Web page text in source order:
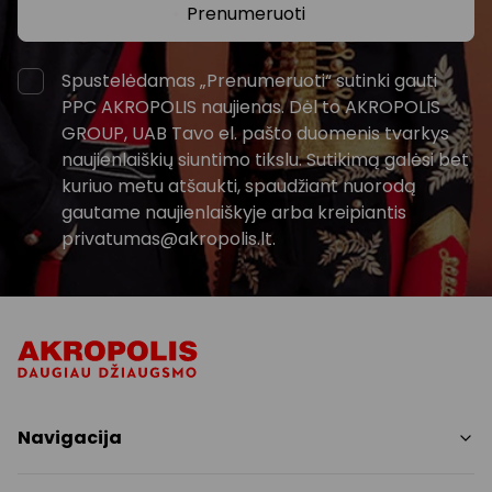
Prenumeruoti
Spustelėdamas „Prenumeruoti“ sutinki gauti
PPC AKROPOLIS naujienas. Dėl to AKROPOLIS
GROUP, UAB Tavo el. pašto duomenis tvarkys
naujienlaiškių siuntimo tikslu. Sutikimą galėsi bet
kuriuo metu atšaukti, spaudžiant nuorodą
gautame naujienlaiškyje arba kreipiantis
privatumas@akropolis.lt.
Navigacija